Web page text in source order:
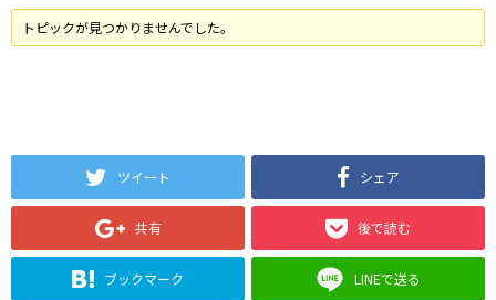
トピックが見つかりませんでした。
ツイート シェア
共有 後で読む
ブックマーク LINEで送る